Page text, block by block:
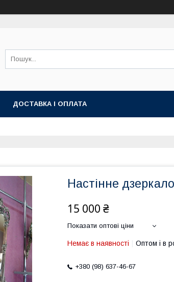
ДОСТАВКА І ОПЛАТА
Настінне
15 000 ₴
Показати оптові ціни
Немає в наявності Оптом і в
+380 (98) 637-46-67